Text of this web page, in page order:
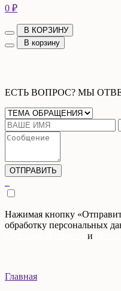
0 ₽
В КОРЗИНУ
В корзину
ЕСТЬ ВОПРОС? МЫ
Нажимая кнопку
обработку персональных
и
Главная